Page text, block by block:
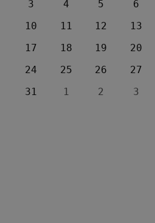
3
4 5 6
10
11 12 13
17
18 19 20
24
25 26 27
31
1 2 3